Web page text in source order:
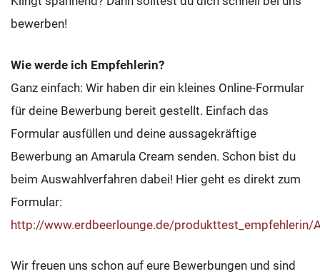
bewerben!
Wie werde ich Empfehlerin?
Ganz einfach: Wir haben dir ein kleines Online-Formular
für deine Bewerbung bereit gestellt. Einfach das
Formular ausfüllen und deine aussagekräftige
Bewerbung an Amarula Cream senden. Schon bist du
beim Auswahlverfahren dabei! Hier geht es direkt zum
Formular:
http://www.erdbeerlounge.de/produkttest_empfehlerin/
Wir freuen uns schon auf eure Bewerbungen und sind